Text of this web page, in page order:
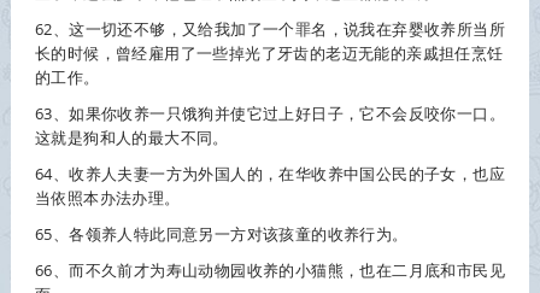
62、这一切还不够，又给我加了一个罪名，说我在弃婴收养所当所
长的时候，曾经雇用了一些掉光了牙齿的老迈无能的亲戚担任烹饪
的工作。
63、如果你收养一只饿狗并使它过上好日子，它不会反咬你一口。
这就是狗和人的最大不同。
64、收养人夫妻一方为外国人的，在华收养中国公民的子女，也应
当依照本办法办理。
65、各领养人特此同意另一方对该孩童的收养行为。
66、而不久前才为寿山动物园收养的小猫熊，也在二月底和市民见